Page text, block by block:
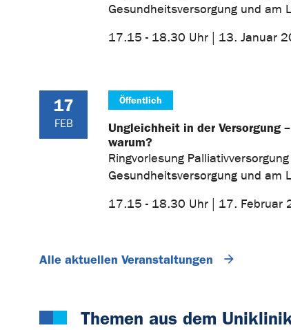
Gesundheitsversorgung und am
17.15 - 18.30 Uhr | 13. Januar
17
FEB
Öffentlich
Ungleichheit in der Versorgung
warum?
Ringvorlesung
Gesundheitsversorgung und am
17.15 - 18.30 Uhr | 17. Februar
Alle aktuellen Veranstaltungen
Themen aus dem